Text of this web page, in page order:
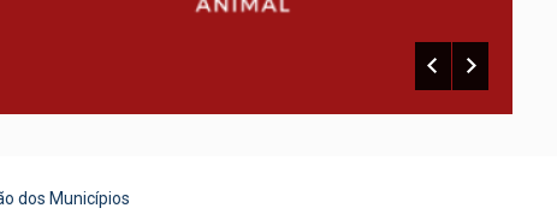
dos Municípios